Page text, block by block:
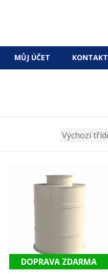
MŮJ ÚČET KONTAKT
DOPRAVA ZDARMA